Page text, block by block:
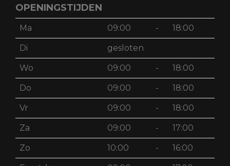
OPENINGSTIJDEN
Ma 09:00 - 18:00
Di gesloten
Wo 09:00 - 18:00
Do 09:00 - 18:00
Vr 09:00 - 18:00
Za 09:00 - 17:00
Zo 10:00 - 16:00